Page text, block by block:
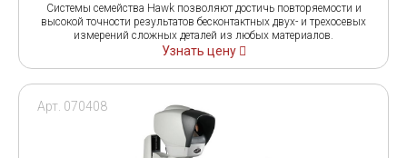
Системы семейства Hawk позволяют достичь повторяемости и
высокой точности результатов бесконтактных двух- и трехосевых
измерений сложных деталей из любых материалов.
Узнать цену
Арт. 070408